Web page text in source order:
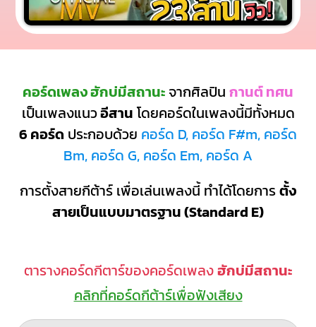
คอร์ดเพลง ฮักบ่มีสถานะ จากศิลปิน กานต์ ทศน
เป็นเพลงแนวอีสาน โดยคอร์ดในเพลงนี้มีทั้งหมด
6 คอร์ด ประกอบด้วย คอร์ด D, คอร์ด F#m, คอร์ด
Bm, คอร์ด G, คอร์ด Em, คอร์ด A
การตั้งสายกีต้าร์ เพื่อเล่นเพลงนี้ ทำได้โดยการตั้ง
สายเป็นแบบมาตรฐาน (Standard E)
ตารางคอร์ดกีตาร์ของคอร์ดเพลงฮักบ่มีสถานะ
คลิกที่คอร์ดกีต้าร์เพื่อฟังเสียง